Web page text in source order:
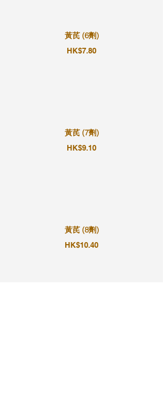
黃芪 (6劑)
HK$7.80
黃芪 (7劑)
HK$9.10
黃芪 (8劑)
HK$10.40